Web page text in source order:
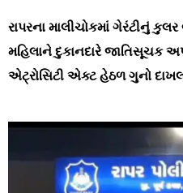
રાપરના માલીચોકમાં ગેરંટીનું
મહિલાને દુકાનદારે જાતિસૂચક
એટ્રોસિટી એક્ટ હેઠળ ગુનો